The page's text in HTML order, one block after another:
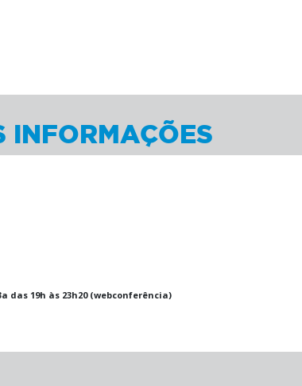
INFORMAÇÕES
das 19h às 23h20 (webconferência)